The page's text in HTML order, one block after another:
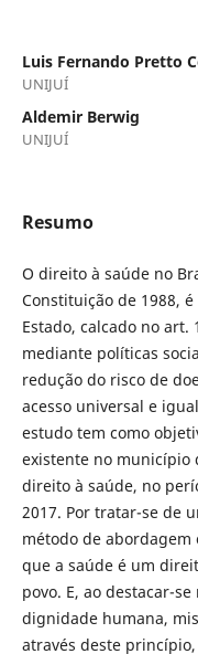
Luis Fernando Pretto
UNIJUÍ
Aldemir Berwig
UNIJUÍ
Resumo
O direito à saúde no
Constituição de 1988,
Estado, calcado no
mediante políticas
redução do risco de
acesso universal e
estudo tem como
existente no município
direito à saúde, no
2017. Por tratar-se de
método de abordagem
que a saúde é um
povo. E, ao destacar-
dignidade humana,
através deste